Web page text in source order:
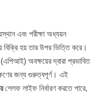
এবং পরীক্ষা অধ্যয়ন
হয় তার উপর ভিত্তি করে।
(এপিআই) অবক্ষয়ের দ্বারা প্রভাবিত
জন্য গুরুত্বপূর্ণ। এই
শেলফ লাইফ নির্ধারণ করতে পারে,